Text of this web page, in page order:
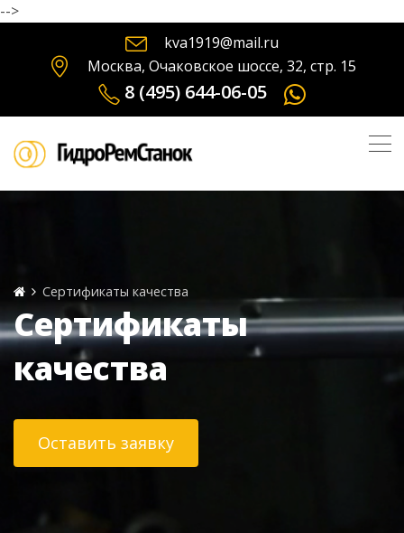
-->
kva1919@mail.ru
Москва, Очаковское шоссе, 32, стр. 15
8 (495) 644-06-05
Сертификаты качества
Сертификаты
качества
Оставить заявку